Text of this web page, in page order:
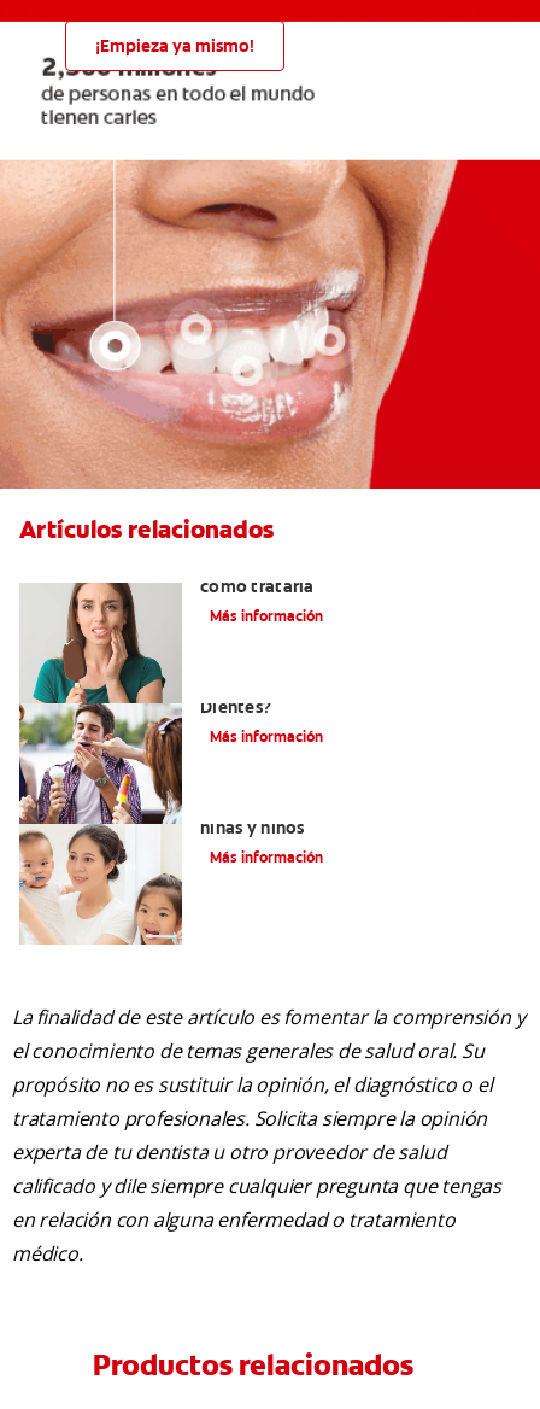
¡Empieza ya mismo!
Artículos relacionados
cómo tratarla
Más información
Dientes?
Más información
niñas y niños
Más información
La finalidad de este artículo es fomentar la comprensión y
el conocimiento de temas generales de salud oral. Su
propósito no es sustituir la opinión, el diagnóstico o el
tratamiento profesionales. Solicita siempre la opinión
experta de tu dentista u otro proveedor de salud
calificado y dile siempre cualquier pregunta que tengas
en relación con alguna enfermedad o tratamiento
médico.
Productos relacionados